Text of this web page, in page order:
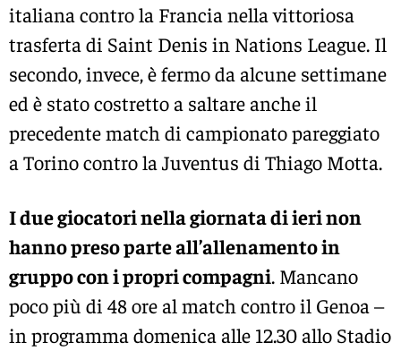
italiana contro la Francia nella vittoriosa
trasferta di Saint Denis in Nations League. Il
secondo, invece, è fermo da alcune settimane
ed è stato costretto a saltare anche il
precedente match di campionato pareggiato
a Torino contro la Juventus di Thiago Motta.
I due giocatori nella giornata di ieri non
hanno preso parte all’allenamento in
gruppo con i propri compagni. Mancano
poco più di 48 ore al match contro il Genoa –
in programma domenica alle 12.30 allo Stadio